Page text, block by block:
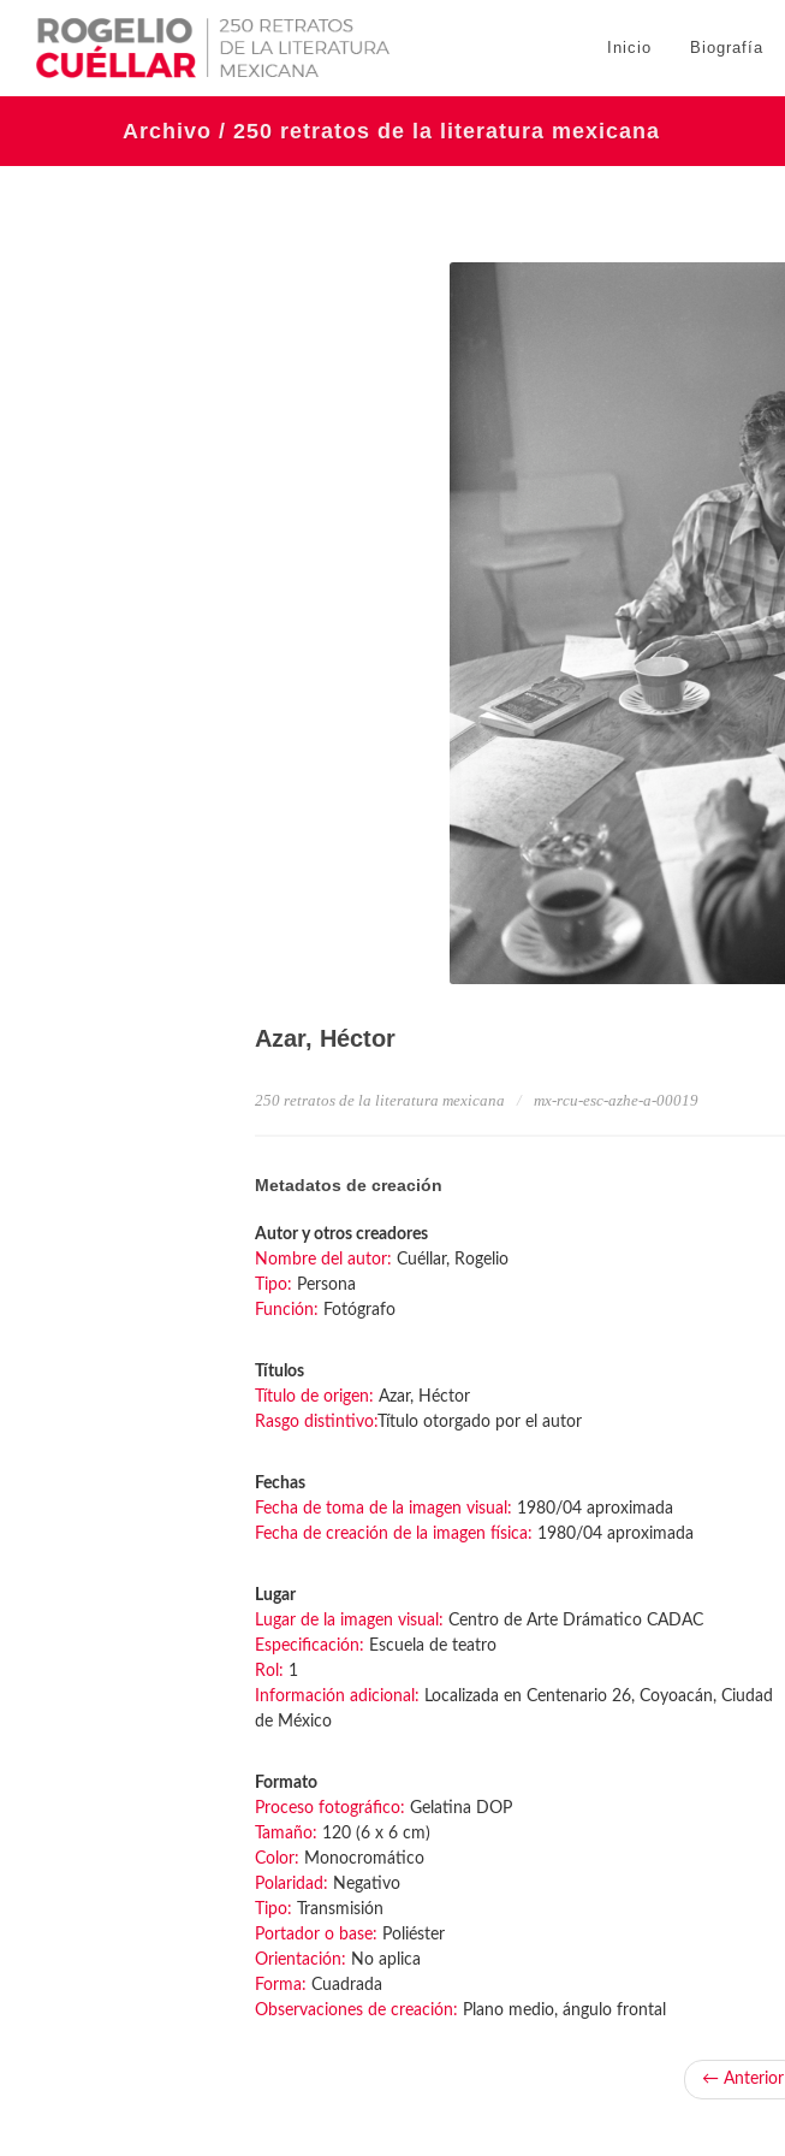
Inicio Biografía
Archivo / 250 retratos de la literatura mexicana
Azar, Héctor
250 retratos de la literatura mexicana mx-rcu-esc-azhe-a-00019
Metadatos de creación
Autor y otros creadores
Nombre del autor: Cuéllar, Rogelio
Tipo: Persona
Función: Fotógrafo
Títulos
Título de origen: Azar, Héctor
Rasgo distintivo: Título otorgado por el autor
Fechas
Fecha de toma de la imagen visual: 1980/04 aproximada
Fecha de creación de la imagen física: 1980/04 aproximada
Lugar
Lugar de la imagen visual: Centro de Arte Drámatico CADAC
Especificación: Escuela de teatro
Rol: 1
Información adicional: Localizada en Centenario 26, Coyoacán, Ciudad
de México
Formato
Proceso fotográfico: Gelatina DOP
Tamaño: 120 (6 x 6 cm)
Color: Monocromático
Polaridad: Negativo
Tipo: Transmisión
Portador o base: Poliéster
Orientación: No aplica
Forma: Cuadrada
Observaciones de creación: Plano medio, ángulo frontal
← Anterior